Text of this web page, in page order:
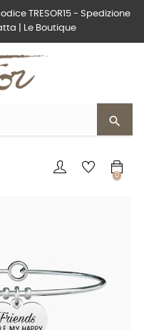
TRESOR15 - Spedizione
Le Boutique
search
0